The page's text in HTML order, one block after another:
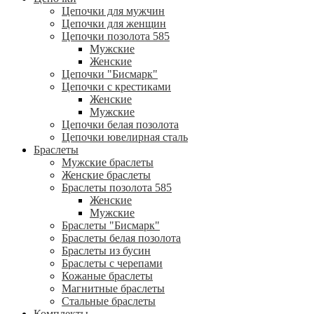
Цепочки для мужчин
Цепочки для женщин
Цепочки позолота 585
Мужские
Женские
Цепочки "Бисмарк"
Цепочки с крестиками
Женские
Мужские
Цепочки белая позолота
Цепочки ювелирная сталь
Браслеты
Мужские браслеты
Женские браслеты
Браслеты позолота 585
Женские
Мужские
Браслеты "Бисмарк"
Браслеты белая позолота
Браслеты из бусин
Браслеты с черепами
Кожаные браслеты
Магнитные браслеты
Стальные браслеты